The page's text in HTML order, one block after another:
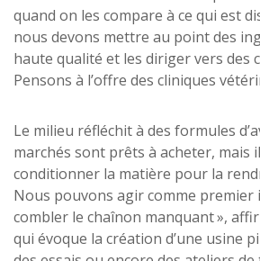
quand on les compare à ce qui est
nous devons mettre au point des
haute qualité et les diriger vers des
Pensons à l’offre des cliniques
Le milieu réfléchit à des formules
marchés sont prêts à acheter, mais
conditionner la matière pour la
Nous pouvons agir comme
combler le chaînon manquant »,
qui évoque la création d’une usine